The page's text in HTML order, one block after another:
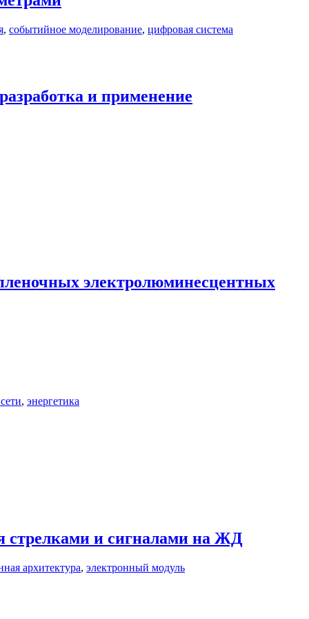
, событийное моделирование, цифровая система
и применение
электролюминесцентных
, энергетика
стрелками и сигналами на ЖД
архитектура, электронный модуль